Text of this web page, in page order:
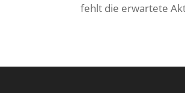
fehlt die erwartete